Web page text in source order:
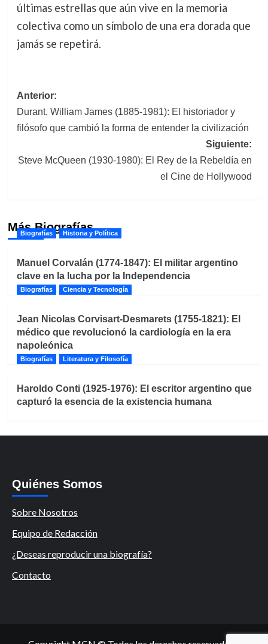
últimas estrellas que aún vive en la memoria
colectiva como un símbolo de una era dorada que
jamás se repetirá.
Navegación
de
entradas
Anterior:
Durant, William James (1885-1981): El historiador y
filósofo que cambió la forma de entender la civilización
Siguiente:
Steve McQueen (1930-1980): El Rey de la Rebeldía en
el Cine de Hollywood
Más Biografías
Biografías Historia y Política
Manuel Corvalán (1774-1847): El militar argentino
clave en la lucha por la Independencia
Biografías Ciencia y Tecnología
Jean Nicolas Corvisart-Desmarets (1755-1821): El
médico que revolucionó la cardiología en la era
napoleónica
Biografías Literatura y Filosofía
Haroldo Conti (1925-1976): El escritor argentino que
capturó la esencia de la existencia humana
Quiénes Somos
Sobre Nosotros
Equipo de Redacción
¿Deseas reproducir una biografía?
Contacto